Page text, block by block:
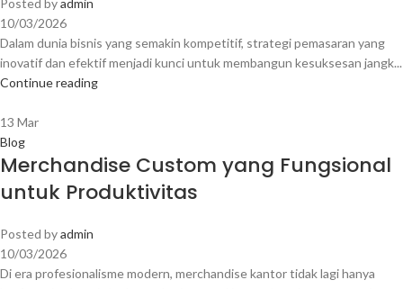
10/03/2026
Dalam dunia bisnis yang semakin kompetitif, strategi pemasaran yang
inovatif dan efektif menjadi kunci untuk membangun kesuksesan jangk...
Continue reading
13 Mar
Blog
Merchandise Custom yang Fungsional
untuk Produktivitas
Posted byadmin
10/03/2026
Di era profesionalisme modern, merchandise kantor tidak lagi hanya